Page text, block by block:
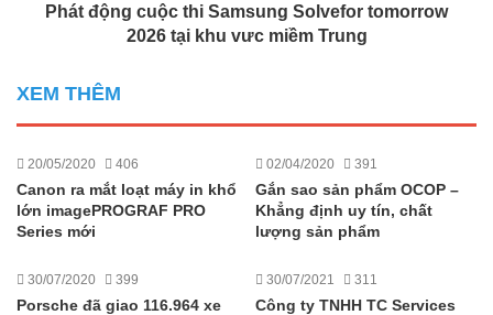
Phát động cuộc thi Samsung Solvefor tomorrow
2026 tại khu vưc miềm Trung
XEM THÊM
20/05/2020 406
Canon ra mắt loạt máy in khổ
lớn imagePROGRAF PRO
Series mới
02/04/2020 391
Gắn sao sản phẩm OCOP –
Khẳng định uy tín, chất
lượng sản phẩm
30/07/2020 399
Porsche đã giao 116.964 xe
30/07/2021 311
Công ty TNHH TC Services